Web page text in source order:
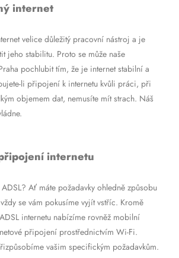
internet
velice důležitý pracovní nástroj a je
jeho stabilitu. Proto se může naše
pochlubit tím, že je internet stabilní a
li připojení k internetu kvůli práci, při
objemem dat, nemusíte mít strach. Náš
internetu
Ať máte požadavky ohledně způsobu
se vám pokusíme vyjít vstříc. Kromě
internetu nabízíme rovněž mobilní
připojení prostřednictvím Wi-Fi.
vašim specifickým požadavkům.